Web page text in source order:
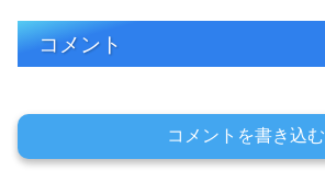
コメント
コメントを書き込む